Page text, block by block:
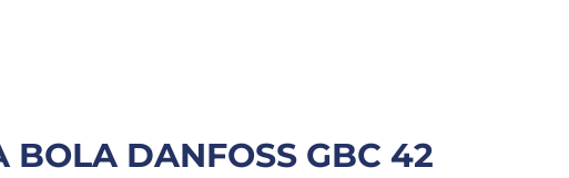
BOLA DANFOSS GBC 42